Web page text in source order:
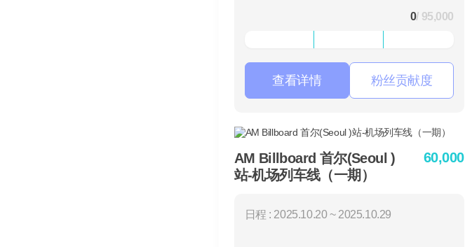
0/ 95,000
查看详情 粉丝贡献度
AM Billboard 首尔(Seoul )
站-机场列车线（一期）
60,000
日程 : 2025.10.20 ~ 2025.10.29